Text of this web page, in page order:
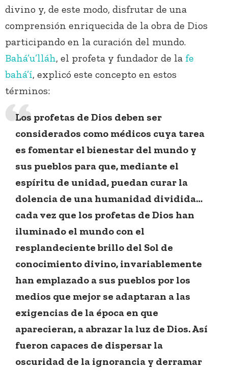
divino y, de este modo, disfrutar de una
comprensión enriquecida de la obra de Dios
participando en la curación del mundo.
Bahá’u’lláh, el profeta y fundador de la fe
bahá’í, explicó este concepto en estos
términos:
Los profetas de Dios deben ser
considerados como médicos cuya tarea
es fomentar el bienestar del mundo y
sus pueblos para que, mediante el
espíritu de unidad, puedan curar la
dolencia de una humanidad dividida…
cada vez que los profetas de Dios han
iluminado el mundo con el
resplandeciente brillo del Sol de
conocimiento divino, invariablemente
han emplazado a sus pueblos por los
medios que mejor se adaptaran a las
exigencias de la época en que
aparecieran, a abrazar la luz de Dios. Así
fueron capaces de dispersar la
oscuridad de la ignorancia y derramar